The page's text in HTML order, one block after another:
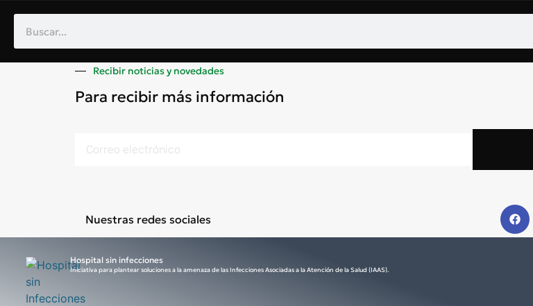
Recibir noticias y novedades
Para recibir más información
Nuestras redes sociales
Hospital sin infecciones
Iniciativa para plantear soluciones a la amenaza de las Infecciones Asociadas a la Atención de la Salud (IAAS).​